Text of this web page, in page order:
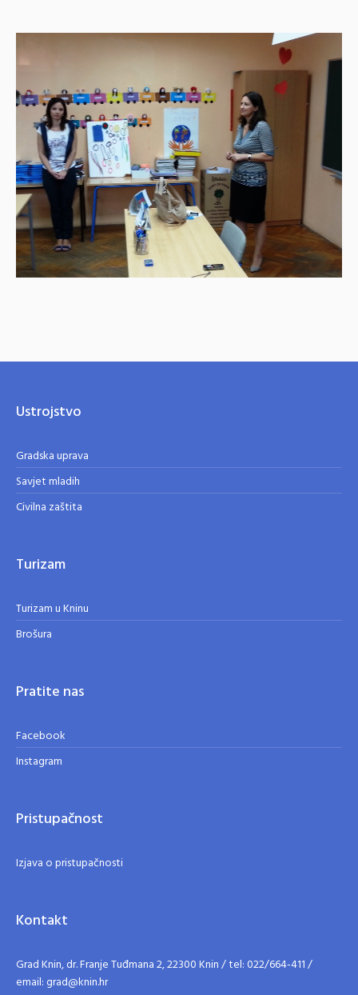
Ustrojstvo
Gradska uprava
Savjet mladih
Civilna zaštita
Turizam
Turizam u Kninu
Brošura
Pratite nas
Facebook
Instagram
Pristupačnost
Izjava o pristupačnosti
Kontakt
Grad Knin, dr. Franje Tuđmana 2, 22300 Knin / tel: 022/664-411 /
email: grad@knin.hr